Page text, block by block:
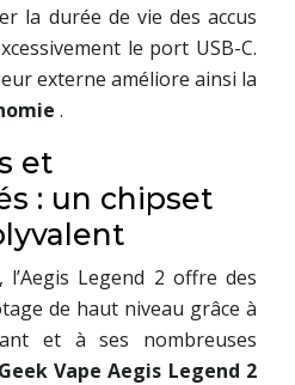
la durée de vie des accus
le port USB-C.
externe améliore ainsi la
.
et
: un chipset
Legend 2 offre des
de haut niveau grâce à
et à ses nombreuses
Geek Vape Aegis Legend 2